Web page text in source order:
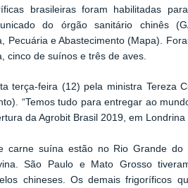
brasileiras foram habilitadas
do órgão sanitário chinês
Pecuária e Abastecimento (Mapa).
cinco de suínos e três de aves.
terça-feira (12) pela ministra Tereza
“Temos tudo para entregar ao
da Agrobit Brasil 2019, em Londrina
carne suína estão no Rio Grande do
São Paulo e Mato Grosso
chineses. Os demais frigoríficos